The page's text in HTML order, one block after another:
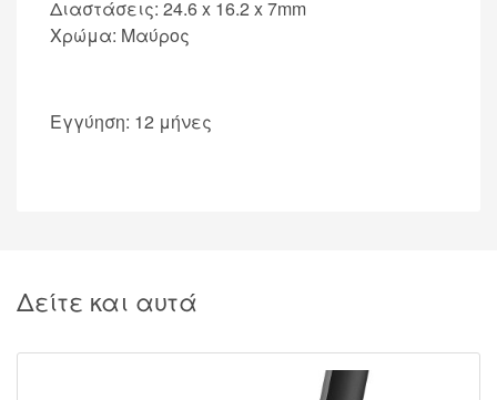
Διαστάσεις: 24.6 x 16.2 x 7mm
Χρώμα: Μαύρος
Εγγύηση: 12 μήνες
Δείτε και αυτά